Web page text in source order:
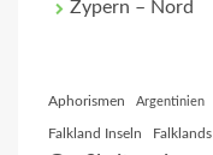
Zypern – Nord
Aphorismen Argentinien
Falkland Inseln Falklands